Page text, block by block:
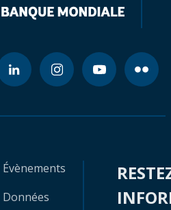
Évènements
Données